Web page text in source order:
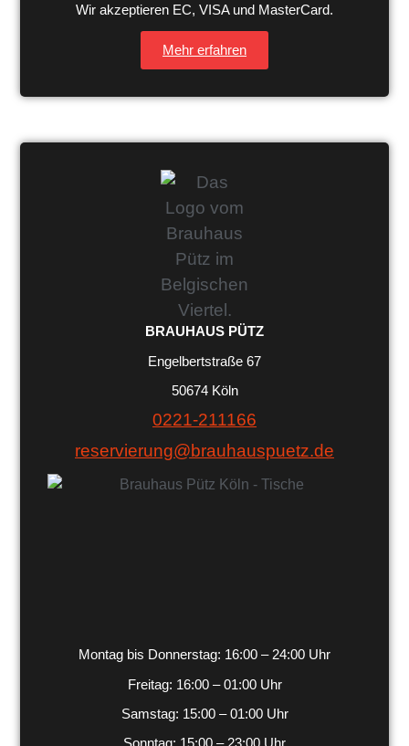
Wir akzeptieren EC, VISA und MasterCard.
Mehr erfahren
BRAUHAUS PÜTZ
Engelbertstraße 67
50674 Köln
0221-211166
reservierung@brauhauspuetz.de
Montag bis Donnerstag: 16:00 – 24:00 Uhr
Freitag: 16:00 – 01:00 Uhr
Samstag: 15:00 – 01:00 Uhr